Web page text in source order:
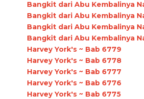
Bangkit dari Abu Kembalinya
Bangkit dari Abu Kembalinya
Bangkit dari Abu Kembalinya
Bangkit dari Abu Kembalinya
Harvey York's ~ Bab 6779
Harvey York's ~ Bab 6778
Harvey York's ~ Bab 6777
Harvey York's ~ Bab 6776
Harvey York's ~ Bab 6775